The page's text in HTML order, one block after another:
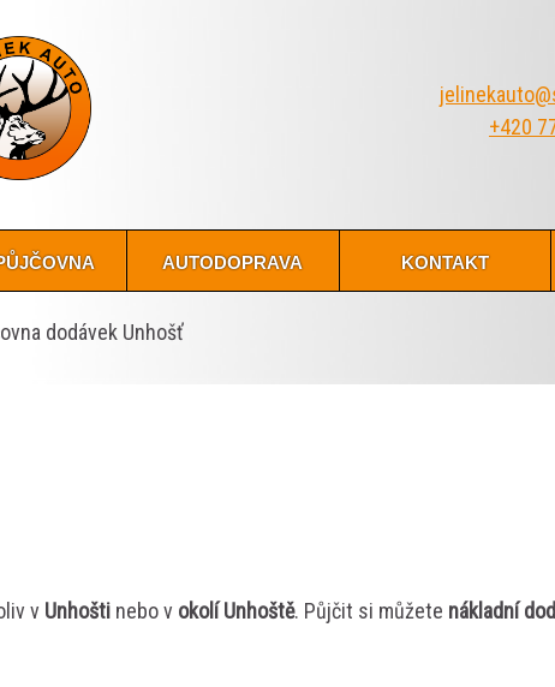
+420
autodoprava kontakt
dodávek Unhošť
v Unhošti nebo v okolí Unhoště. Půjčit si můžete nákladní